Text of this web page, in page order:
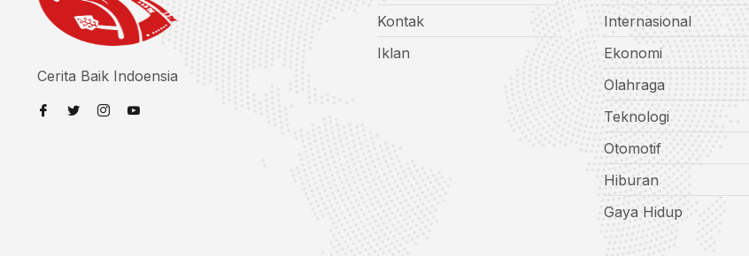
Cerita Baik Indoensia
Kontak
Iklan
Internasional
Ekonomi
Olahraga
Teknologi
Otomotif
Hiburan
Gaya Hidup